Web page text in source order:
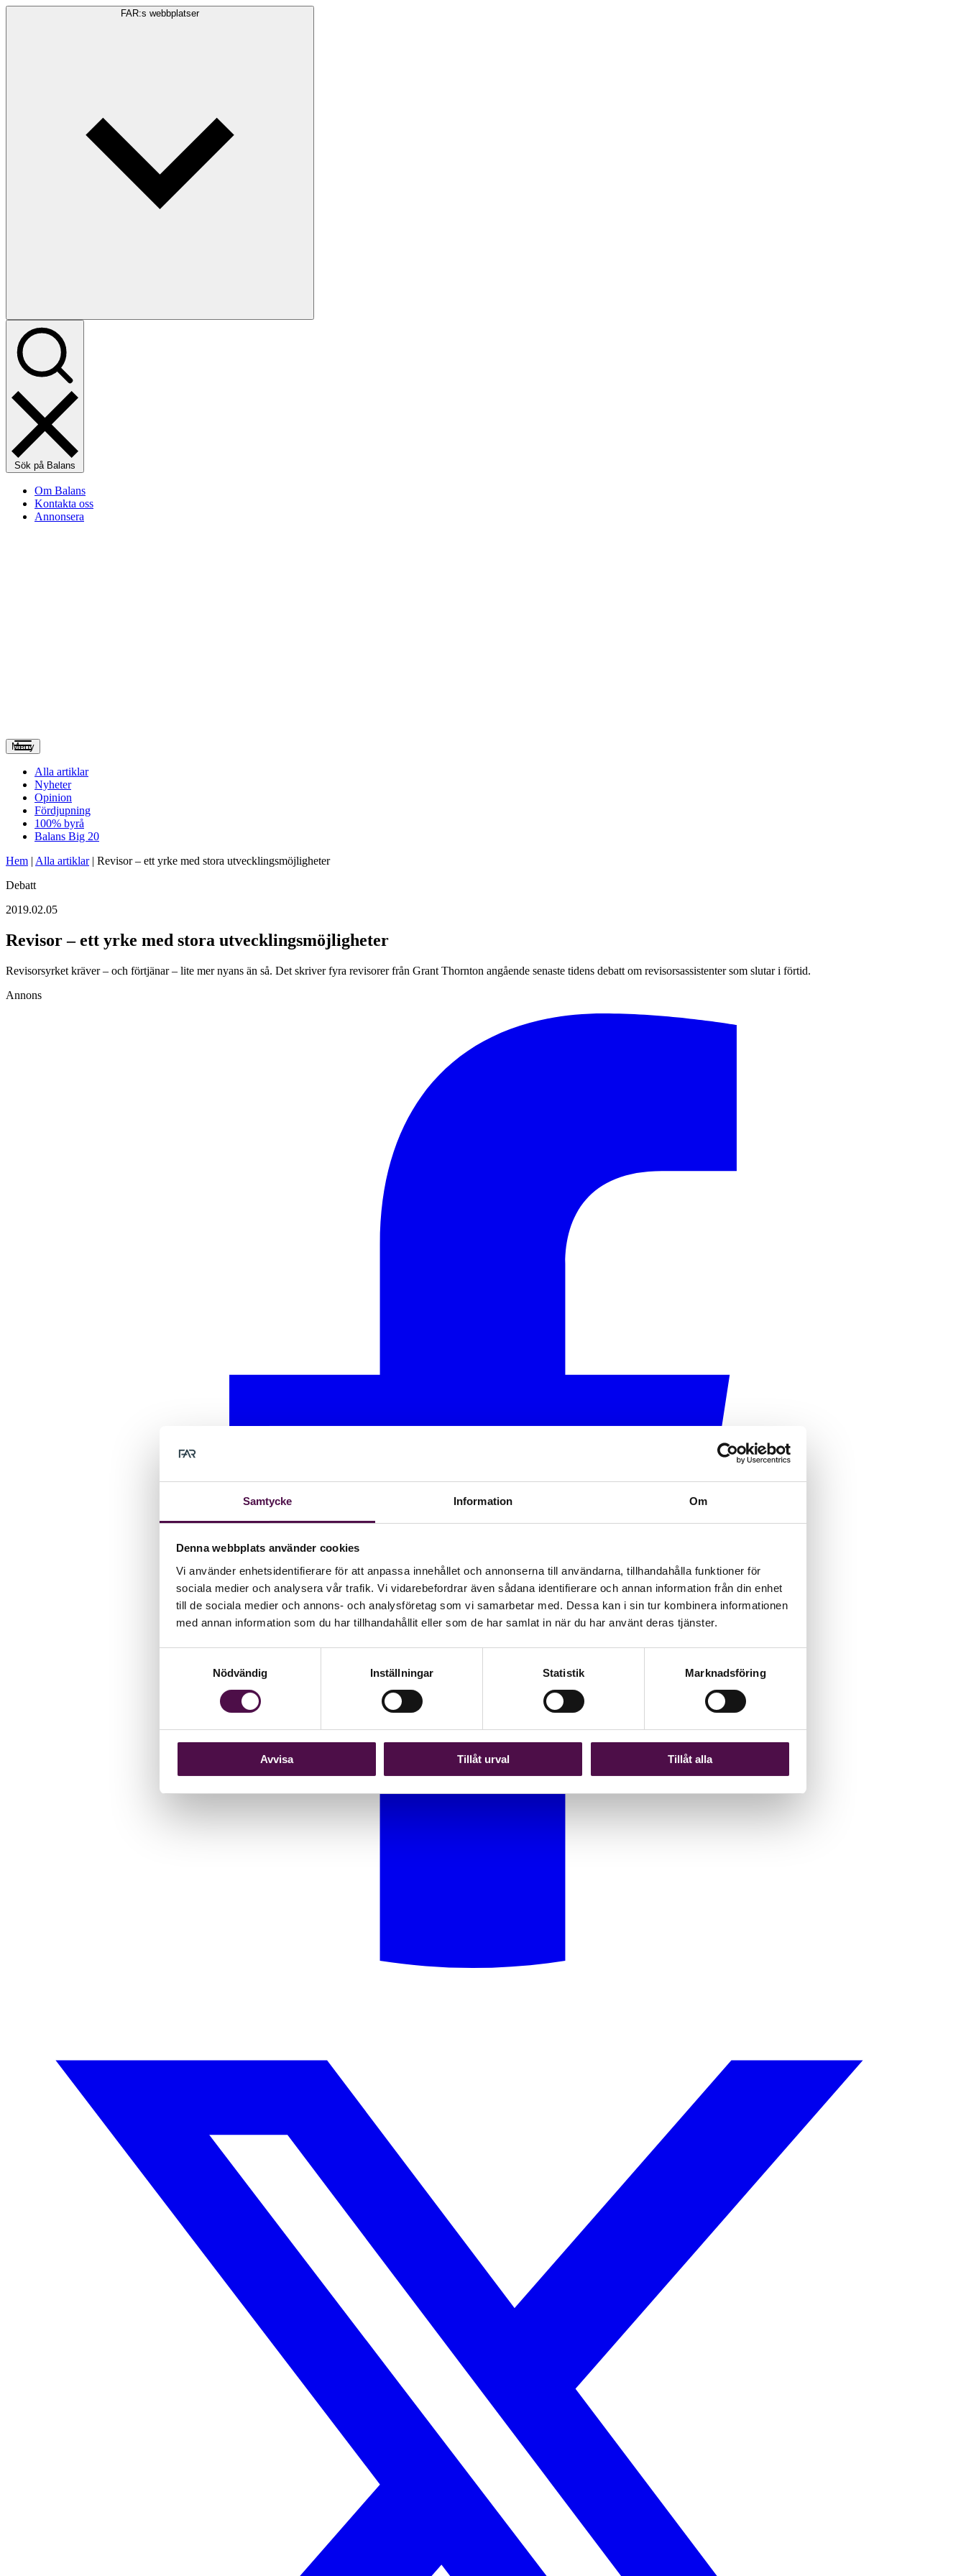
Samtycke Information Om
Denna webbplats använder cookies
Vi använder enhetsidentifierare för att anpassa innehållet och annonserna till användarna, tillhandahålla funktioner för
sociala medier och analysera vår trafik. Vi vidarebefordrar även sådana identifierare och annan information från din enhet
till de sociala medier och annons- och analysföretag som vi samarbetar med. Dessa kan i sin tur kombinera informationen
med annan information som du har tillhandahållit eller som de har samlat in när du har använt deras tjänster.
Nödvändig
Inställningar Statistik Marknadsföring
Avvisa Tillåt urval Tillåt alla
FAR:s webbplatser
Sök på Balans
Om Balans
Kontakta oss
Annonsera
Meny
Alla artiklar
Nyheter
Opinion
Fördjupning
100% byrå
Balans Big 20
Hem | Alla artiklar| Revisor – ett yrke med stora utvecklingsmöjligheter
Debatt
2019.02.05
Revisor – ett yrke med stora utvecklingsmöjligheter
Revisorsyrket kräver – och förtjänar – lite mer nyans än så. Det skriver fyra revisorer från Grant Thornton angående senaste tidens debatt om revisorsassistenter som slutar i förtid.
Annons